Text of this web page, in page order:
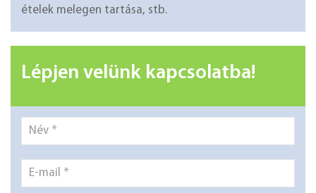
ételek melegen tartása, stb.
Lépjen velünk kapcsolatba!